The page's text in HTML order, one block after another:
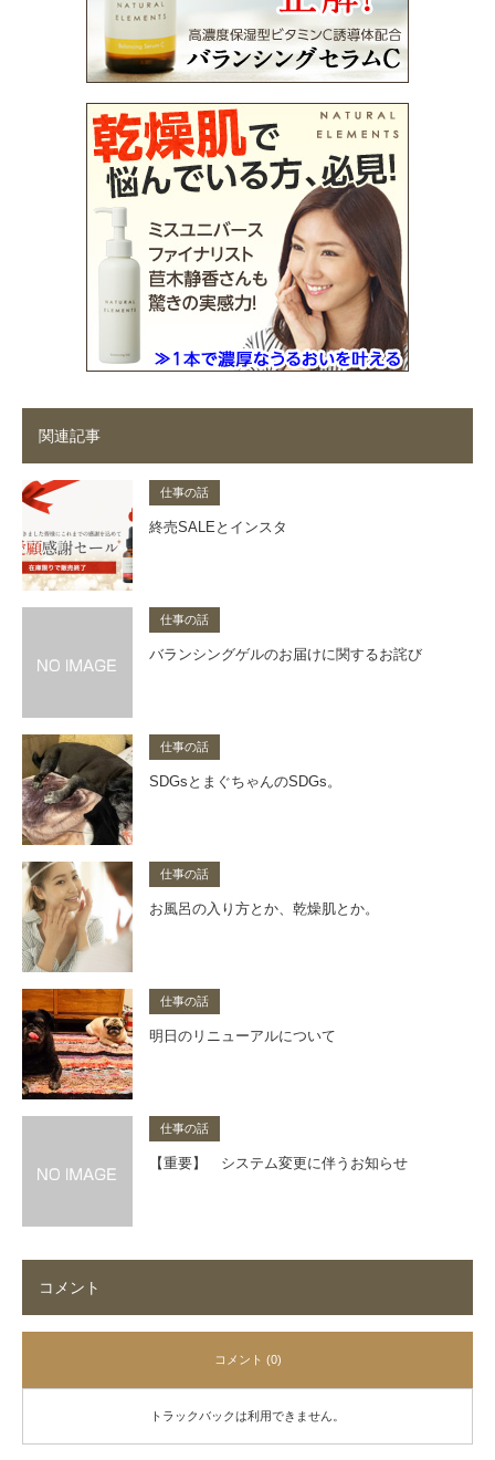
関連記事
仕事の話
終売SALEとインスタ
仕事の話
バランシングゲルのお届けに関するお詫び
仕事の話
SDGsとまぐちゃんのSDGs。
仕事の話
お風呂の入り方とか、乾燥肌とか。
仕事の話
明日のリニューアルについて
仕事の話
【重要】 システム変更に伴うお知らせ
コメント
コメント (0)
トラックバックは利用できません。